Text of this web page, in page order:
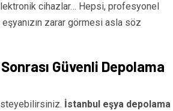
cihazlar… Hepsi, profesyonel
eşyanızın zarar görmesi asla söz
Güvenli Depolama
İstanbul eşya depolama